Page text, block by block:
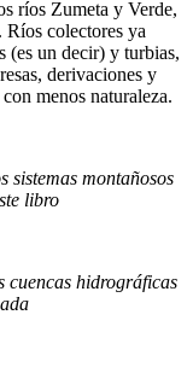
ríos Zumeta y Verde,
Ríos colectores ya
(es un decir) y turbias,
derivaciones y
menos naturaleza.
sistemas montañosos
libro
cuencas hidrográficas